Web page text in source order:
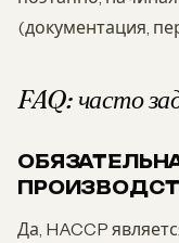
(документация,
FAQ: часто
Да, HACCP